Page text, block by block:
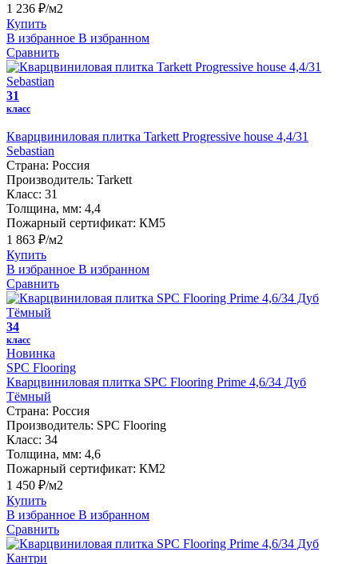
1 236 ₽/м2
Купить
В избранное В избранном
Сравнить
31
класс
Кварцвиниловая плитка Tarkett Progressive house 4,4/31
Sebastian
Страна: Россия
Производитель: Tarkett
Класс: 31
Толщина, мм: 4,4
Пожарный сертификат: КМ5
1 863 ₽/м2
Купить
В избранное В избранном
Сравнить
34
класс
Новинка
SPC Flooring
Кварцвиниловая плитка SPC Flooring Prime 4,6/34 Дуб
Тёмный
Страна: Россия
Производитель: SPC Flooring
Класс: 34
Толщина, мм: 4,6
Пожарный сертификат: КМ2
1 450 ₽/м2
Купить
В избранное В избранном
Сравнить